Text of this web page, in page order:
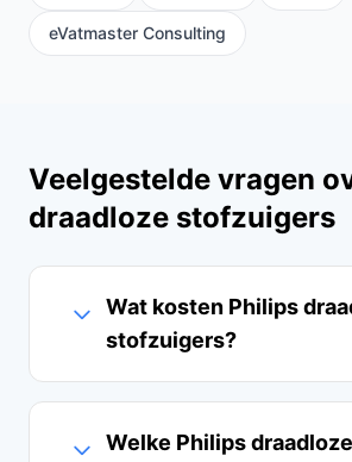
eVatmaster Consulting
Veelgestelde vragen
draadloze stofzuigers
Wat kosten Philips
stofzuigers?
Welke Philips draadloze